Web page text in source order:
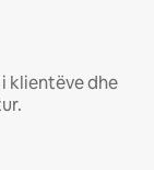
klientëve dhe